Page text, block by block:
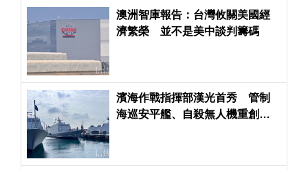
澳洲智庫報告：台灣攸關美國經
濟繁榮 並不是美中談判籌碼
濱海作戰指揮部漢光首秀 管制
海巡安平艦、自殺無人機重創共